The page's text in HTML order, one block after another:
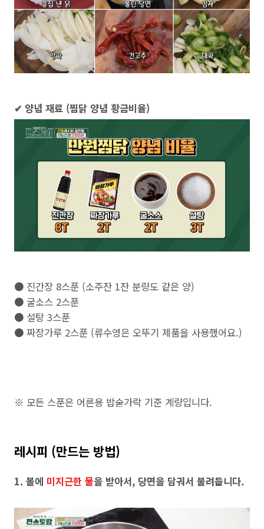
✔ 양념 재료 (찜닭 양념 황금비율)
● 진간장 8스푼 (소주잔 1잔 분량도 같은 양)
● 굴소스 2스푼
● 설탕 3스푼
● 짜장가루 2스푼 (류수영은 오뚜기 제품을 사용했어요.)
※ 모든 스푼은 어른용 밥숟가락 기준 계량입니다.
레시피 (만드는 방법)
1. 볼에 미지근한 물을 받아서, 당면을 담궈서 불려둡니다.